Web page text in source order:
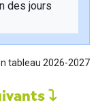
des jours
tableau 2026-2027